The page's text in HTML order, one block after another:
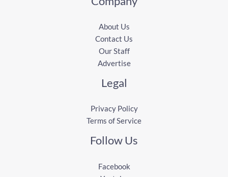
About Us
Contact Us
Our Staff
Advertise
Legal
Privacy Policy
Terms of Service
Follow Us
Facebook